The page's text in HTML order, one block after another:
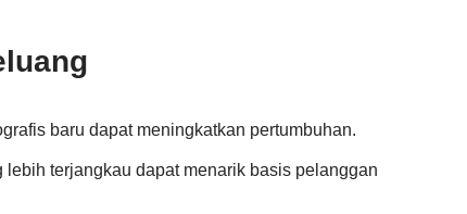
baru dapat meningkatkan pertumbuhan.
lebih terjangkau dapat menarik basis pelanggan